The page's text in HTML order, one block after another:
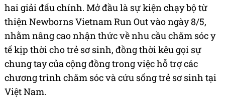
hai giải đấu chính. Mở đầu là sự kiện chạy bộ từ
thiện Newborns Vietnam Run Out vào ngày 8/5,
nhằm nâng cao nhận thức về nhu cầu chăm sóc y
tế kịp thời cho trẻ sơ sinh, đồng thời kêu gọi sự
chung tay của cộng đồng trong việc hỗ trợ các
chương trình chăm sóc và cứu sống trẻ sơ sinh tại
Việt Nam.